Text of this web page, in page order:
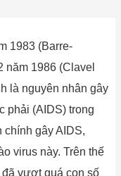
1983 (Barre-
năm 1986 (Clavel
là nguyên nhân gây
phải (AIDS) trong
chính gây AIDS,
virus này. Trên thế
vượt quá con số